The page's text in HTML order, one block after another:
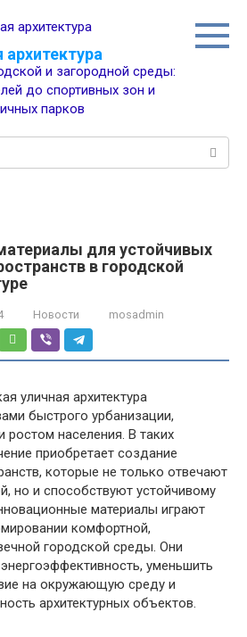
архитектура
и загородной среды:
до спортивных зон и
парков
для устойчивых
в городской
Новости mosadmin
уличная архитектура
быстрого урбанизации,
ростом населения. В таких
приобретает создание
которые не только отвечают
но и способствуют устойчивому
материалы играют
комфортной,
городской среды. Они
уменьшить
на окружающую среду и
архитектурных объектов.